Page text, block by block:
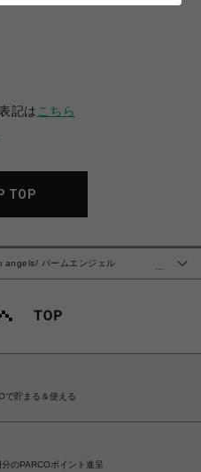
記は こちら
TOP
…
angels/ パームエンジェル
で貯まる＆使える
のPARCOポイント進呈